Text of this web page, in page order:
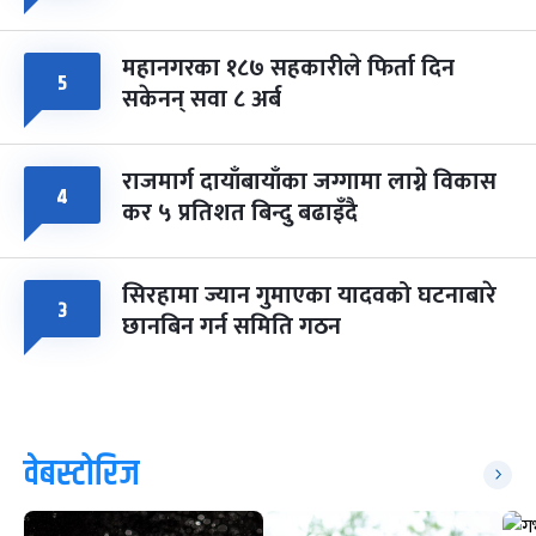
५ महानगरका १८७ सहकारीले फिर्ता दिन
सकेनन् सवा ८ अर्ब
४ राजमार्ग दायाँबायाँका जग्गामा लाग्ने विकास
कर ५ प्रतिशत बिन्दु बढाइँदै
३ सिरहामा ज्यान गुमाएका यादवको घटनाबारे
छानबिन गर्न समिति गठन
वेबस्टोरिज